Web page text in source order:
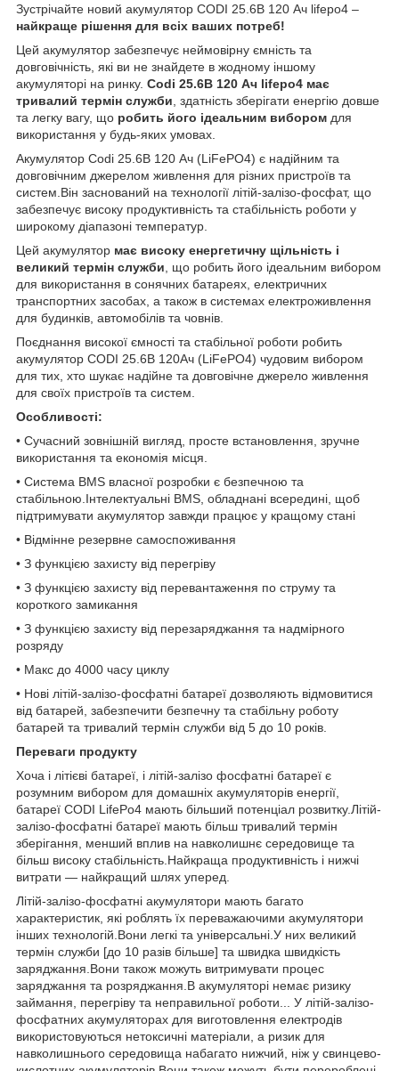
Зустрічайте новий акумулятор CODI 25.6В 120 Ач lifepo4 –
найкраще рішення для всіх ваших потреб!
Цей акумулятор забезпечує неймовірну ємність та
довговічність, які ви не знайдете в жодному іншому
акумуляторі на ринку. Codi 25.6В 120 Ач lifepo4 має
тривалий термін служби , здатність зберігати енергію довше
та легку вагу, що робить його ідеальним вибором для
використання у будь-яких умовах.
Акумулятор Codi 25.6В 120 Ач (LiFePO4) є надійним та
довговічним джерелом живлення для різних пристроїв та
систем.Він заснований на технології літій-залізо-фосфат, що
забезпечує високу продуктивність та стабільність роботи у
широкому діапазоні температур.
Цей акумулятор має високу енергетичну щільність і
великий термін служби , що робить його ідеальним вибором
для використання в сонячних батареях, електричних
транспортних засобах, а також в системах електроживлення
для будинків, автомобілів та човнів.
Поєднання високої ємності та стабільної роботи робить
акумулятор CODI 25.6В 120Ач (LiFePO4) чудовим вибором
для тих, хто шукає надійне та довговічне джерело живлення
для своїх пристроїв та систем.
Особливості:
• Сучасний зовнішній вигляд, просте встановлення, зручне
використання та економія місця.
• Система BMS власної розробки є безпечною та
стабільною.Інтелектуальні BMS, обладнані всередині, щоб
підтримувати акумулятор завжди працює у кращому стані
• Відмінне резервне самоспоживання
• З функцією захисту від перегріву
• З функцією захисту від перевантаження по струму та
короткого замикання
• З функцією захисту від перезаряджання та надмірного
розряду
• Макс до 4000 часу циклу
• Нові літій-залізо-фосфатні батареї дозволяють відмовитися
від батарей, забезпечити безпечну та стабільну роботу
батарей та тривалий термін служби від 5 до 10 років.
Переваги продукту
Хоча і літієві батареї, і літій-залізо фосфатні батареї є
розумним вибором для домашніх акумуляторів енергії,
батареї CODI LifePo4 мають більший потенціал розвитку.Літій-
залізо-фосфатні батареї мають більш тривалий термін
зберігання, менший вплив на навколишнє середовище та
більш високу стабільність.Найкраща продуктивність і нижчі
витрати — найкращий шлях уперед.
Літій-залізо-фосфатні акумулятори мають багато
характеристик, які роблять їх переважаючими акумулятори
інших технологій.Вони легкі та універсальні.У них великий
термін служби [до 10 разів більше] та швидка швидкість
заряджання.Вони також можуть витримувати процес
заряджання та розряджання.В акумуляторі немає ризику
займання, перегріву та неправильної роботи... У літій-залізо-
фосфатних акумуляторах для виготовлення електродів
використовуються нетоксичні матеріали, а ризик для
навколишнього середовища набагато нижчий, ніж у свинцево-